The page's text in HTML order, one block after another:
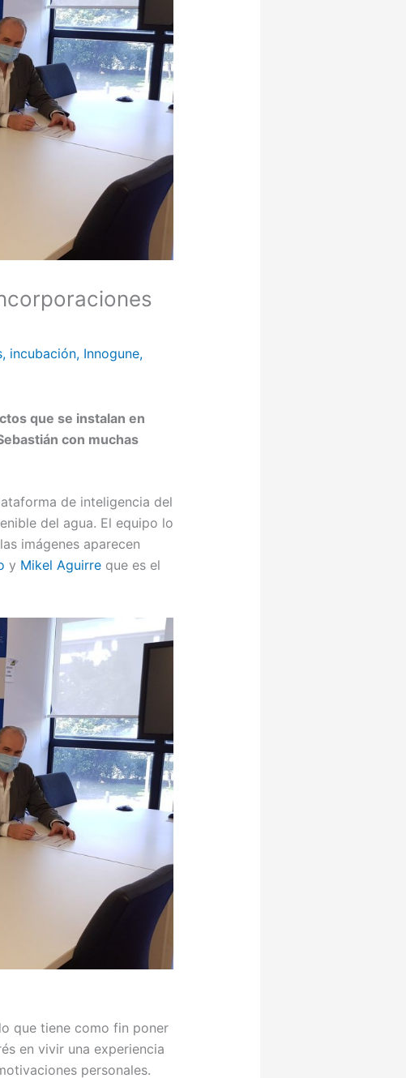
, incubación, Innogune,
que se instalan en
con muchas
de inteligencia del
del agua. El equipo lo
imágenes aparecen
y Mikel Aguirreque es el
que tiene como fin poner
en vivir una experiencia
personales.